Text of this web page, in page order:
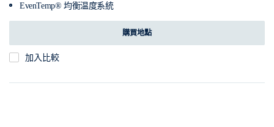
EvenTemp® 均衡温度系統
購買地點
加入比較